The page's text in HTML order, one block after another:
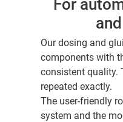
For
Our dosing and
components with
consistent quality.
repeated exactly.
The user-friendly
system and the